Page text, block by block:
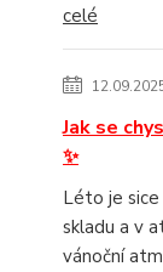
celé
Jak se
✨
Léto je
skladu a v
vánoční